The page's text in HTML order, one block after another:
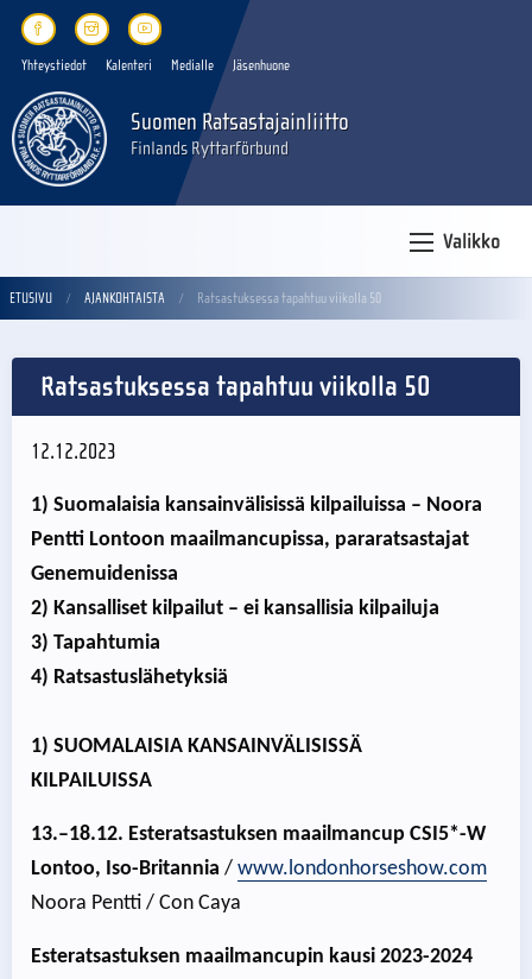
Yhteystiedot Kalenteri Medialle Jäsenhuone
Suomen Ratsastajainliitto
Finlands Ryttarförbund
Valikko
ETUSIVU AJANKOHTAISTA Ratsastuksessa tapahtuu viikolla 50
Ratsastuksessa tapahtuu viikolla 50
12.12.2023
1) Suomalaisia kansainvälisissä kilpailuissa – Noora
Pentti Lontoon maailmancupissa, pararatsastajat
Genemuidenissa
2) Kansalliset kilpailut – ei kansallisia kilpailuja
3) Tapahtumia
4) Ratsastuslähetyksiä
1) SUOMALAISIA KANSAINVÄLISISSÄ
KILPAILUISSA
13.–18.12. Esteratsastuksen maailmancup CSI5*-W
Lontoo, Iso-Britannia / www.londonhorseshow.com
Noora Pentti / Con Caya
Esteratsastuksen maailmancupin kausi 2023-2024